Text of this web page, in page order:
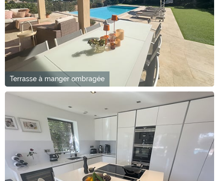
Terrasse à manger ombragée